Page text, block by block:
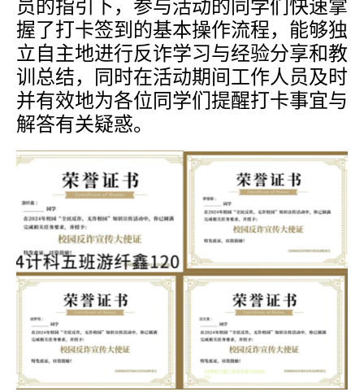
员的指引下，参与活动的同学们快速掌
握了打卡签到的基本操作流程，能够独
立自主地进行反诈学习与经验分享和教
训总结，同时在活动期间工作人员及时
并有效地为各位同学们提醒打卡事宜与
解答有关疑惑。